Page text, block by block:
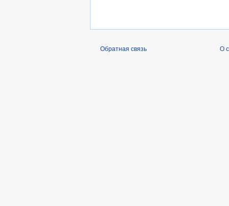
Обратная связь О